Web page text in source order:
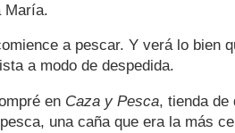
María.
a pescar. Y verá lo bien
a modo de despedida.
en Caza y Pesca, tienda de
una caña que era la más